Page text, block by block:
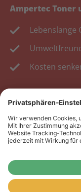
Ampertec Toner
Lebenslange
Kosten
richtet sich nicht